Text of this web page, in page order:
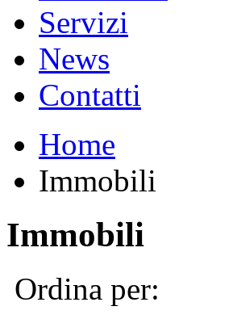
Servizi
News
Contatti
Home
Immobili
Immobili
Ordina per: